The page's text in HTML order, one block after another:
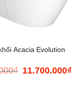
Acacia Evolution
₫
Giá
11.700.000₫